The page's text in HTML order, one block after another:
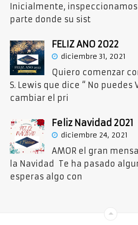
Inicialmente,
parte donde su sist
FELIZ ANO 2022
diciembre 31, 2021
Quiero comenzar
S. Lewis que dice “ No puedes
cambiar el pri
Feliz Navidad 2021
diciembre 24, 2021
AMOR el gran
la Navidad Te ha pasado
esperas algo con